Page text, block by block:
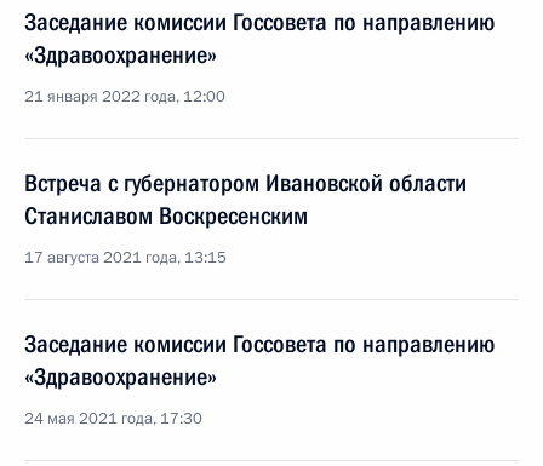
Заседание комиссии Госсовета по направлению
«Здравоохранение»
21 января 2022 года, 12:00
Встреча с губернатором Ивановской области
Станиславом Воскресенским
17 августа 2021 года, 13:15
Заседание комиссии Госсовета по направлению
«Здравоохранение»
24 мая 2021 года, 17:30